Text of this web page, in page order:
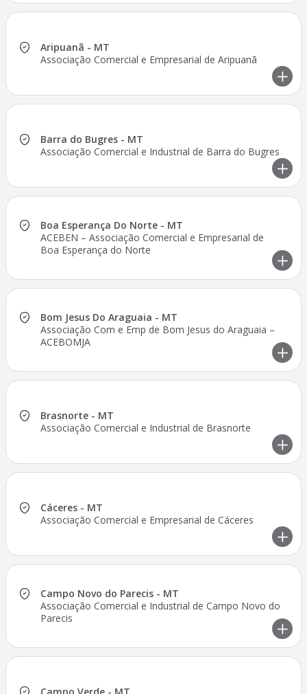
Aripuanã - MT
Associação Comercial e Empresarial de Aripuanã
Barra do Bugres - MT
Associação Comercial e Industrial de Barra do Bugres
Boa Esperança Do Norte - MT
ACEBEN – Associação Comercial e Empresarial de
Boa Esperança do Norte
Bom Jesus Do Araguaia - MT
Associação Com e Emp de Bom Jesus do Araguaia –
ACEBOMJA
Brasnorte - MT
Associação Comercial e Industrial de Brasnorte
Cáceres - MT
Associação Comercial e Empresarial de Cáceres
Campo Novo do Parecis - MT
Associação Comercial e Industrial de Campo Novo do
Parecis